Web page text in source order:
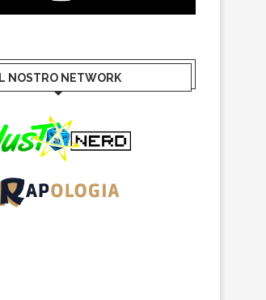
IL NOSTRO NETWORK